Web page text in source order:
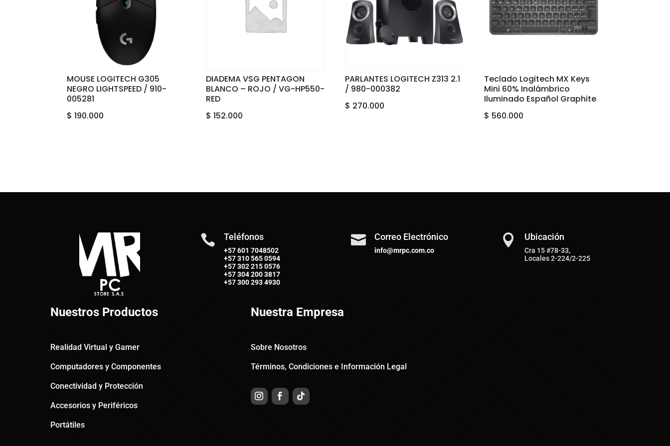
MOUSE LOGITECH G305
NEGRO LIGHTSPEED / 910-
005281
$ 190.000
DIADEMA VSG PENTAGON
BLANCO – ROJO / VG-HP550-
RED
$ 152.000
PARLANTES LOGITECH Z313 2.1
/ 980-000382
$ 270.000
Teclado Logitech MX Keys
Mini 60% Inalámbrico
Iluminado Español Graphite
$ 560.000
 Teléfonos
+57 601 7048502
+57310 565 0594
+57302 215 0576
+57304 200 3817
+57300 293 4930
 Correo Electrónico
info@mrpc.com.co
 Ubicación
Cra 15 #78-33,
Locales 2-224/2-225
Nuestros Productos
Realidad Virtual y Gamer
Computadores y Componentes
Conectividad y Protección
Accesorios y Periféricos
Portátiles
Nuestra Empresa
Sobre Nosotros
Términos, Condiciones e Información Legal